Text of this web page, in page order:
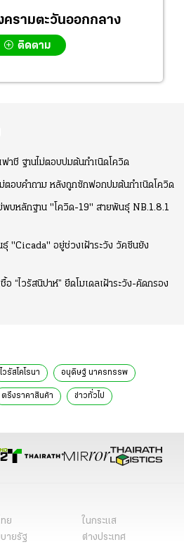
ครามตะวันออกกลาง
ติดตาม
าชี ฐานไม่ตอบปมต้นกำเนิดโควิด
ตอบคำถาม หลังถูกซักฟอกปมต้นกำเนิดโควิด
พบหลักฐาน "โควิด-19" สายพันธุ์ NB.1.8.1
"Cicada" อยู่ช่วงเฝ้าระวัง วัคซีนยัง
“ไวรัสนิปาห์” ยึดโมเดลเฝ้าระวัง-คัดกรอง
ไวรัสโคโรนา อนุดิษฐ์ นาครทรรพ
ตรึงราคาสินค้า ข่าวทั่วไป
ย
ในกระแส
ายรัฐ
ต่างประเทศ